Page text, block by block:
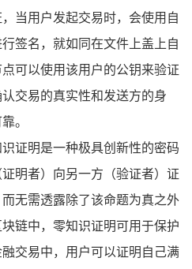
当用户发起交易时，会使用自
签名，就如同在文件上盖上自
可以使用该用户的公钥来验证
交易的真实性和发送方的身
。
识证明是一种极具创新性的密码
明者）向另一方（验证者）证
无需透露除了该命题为真之外
链中，零知识证明可用于保护
交易中，用户可以证明自己满